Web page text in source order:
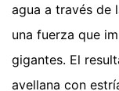
agua a través de
una fuerza que
gigantes. El
avellana con